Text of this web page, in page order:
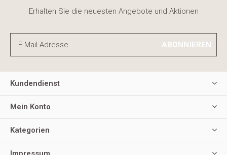
Erhalten Sie die neuesten Angebote und Aktionen
ABONNIEREN
Kundendienst
Mein Konto
Kategorien